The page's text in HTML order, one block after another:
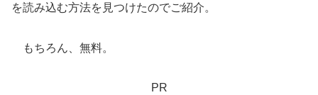
を読み込む方法を見つけたのでご紹介。
もちろん、無料。
PR